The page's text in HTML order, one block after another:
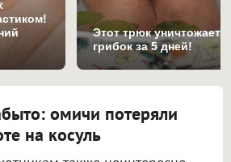
Этот трюк уничтожает
грибок за 5 дней!
омичи потеряли
на косуль